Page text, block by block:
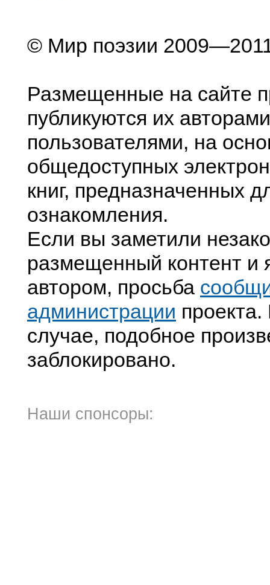
© Мир поэзии
Размещенные на сайте
публикуются их
пользователями, на
общедоступных
книг, предназначенных
ознакомления.
Если вы заметили
размещенный контент и
автором, просьба
администрации
случае, подобное
заблокировано.
Наши спонсоры: